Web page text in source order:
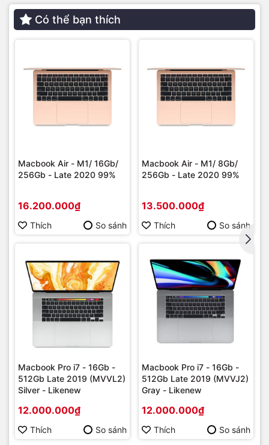
Có thể bạn thích
Macbook Air - M1/ 16Gb/
256Gb - Late 2020 99%
16.200.000₫
Thích So sánh
Macbook Air - M1/ 8Gb/
256Gb - Late 2020 99%
13.500.000₫
Thích So sánh
Macbook Pro i7 - 16Gb -
512Gb Late 2019 (MVVL2)
Silver - Likenew
12.000.000₫
Thích So sánh
Macbook Pro i7 - 16Gb -
512Gb Late 2019 (MVVJ2)
Gray - Likenew
12.000.000₫
Thích So sánh